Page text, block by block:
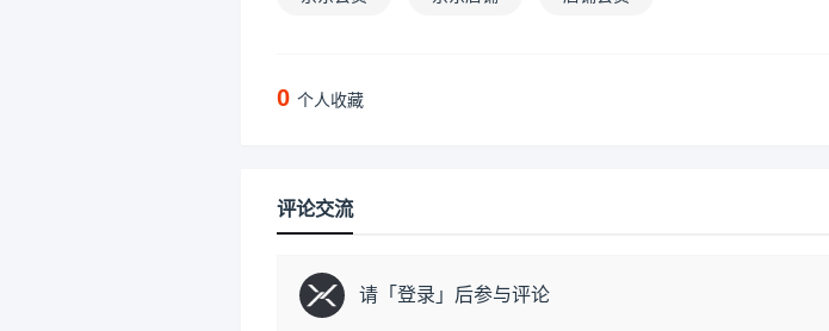
0 个人收藏
评论交流
请「 登录 」后参与评论